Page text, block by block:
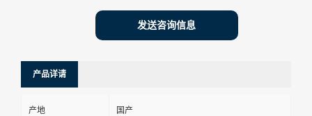
发送咨询信息
产品详请
产地 国产